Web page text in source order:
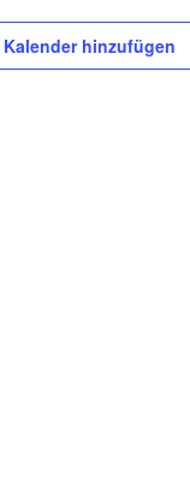
Kalender hinzufügen